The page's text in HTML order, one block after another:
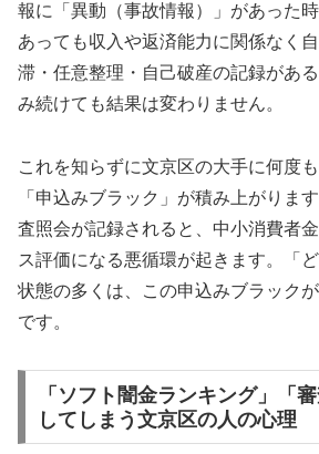
報に「異動（事故情報）」があった
あっても収入や返済能力に関係なく
滞・任意整理・自己破産の記録があ
み続けても結果は変わりません。
これを知らずに文京区の大手に何度
「申込みブラック」が積み上がりま
査照会が記録されると、中小消費者
ス評価になる悪循環が起きます。「
状態の多くは、この申込みブラック
です。
「ソフト闇金ランキング」「
してしまう文京区の人の心理